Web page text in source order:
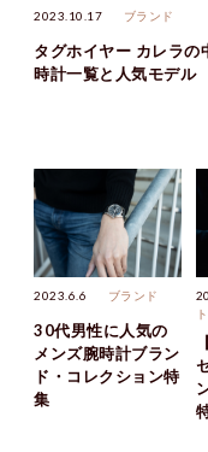
2023.10.17 ブランド
タグホイヤー カレラの
時計一覧と人気モデル
2023.6.6 ブランド
30代男性に人気の
メンズ腕時計ブラン
ド・コレクション特
集